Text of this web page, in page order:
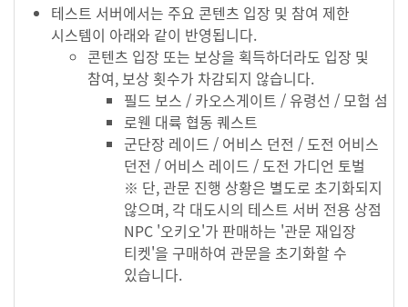
테스트 서버에서는 주요 콘텐츠 입장 및 참여 제한
시스템이 아래와 같이 반영됩니다.
콘텐츠 입장 또는 보상을 획득하더라도 입장 및
참여, 보상 횟수가 차감되지 않습니다.
필드 보스 / 카오스게이트 / 유령선 / 모험 섬
로웬 대륙 협동 퀘스트
군단장 레이드 / 어비스 던전 / 도전 어비스
던전 / 어비스 레이드 / 도전 가디언 토벌
※ 단, 관문 진행 상황은 별도로 초기화되지
않으며, 각 대도시의 테스트 서버 전용 상점
NPC '오키오'가 판매하는 '관문 재입장
티켓'을 구매하여 관문을 초기화할 수
있습니다.